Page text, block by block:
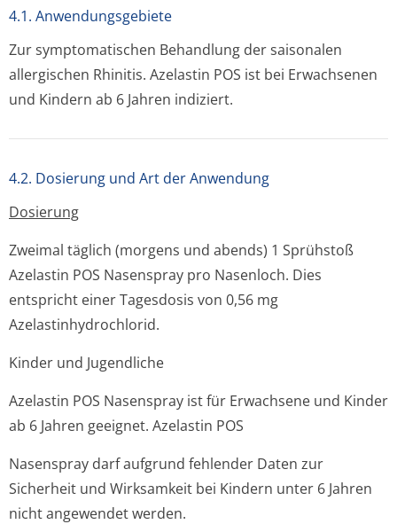
4.1. Anwendungsgebiete
Zur symptomatischen Behandlung der saisonalen
allergischen Rhinitis. Azelastin POS ist bei Erwachsenen
und Kindern ab 6 Jahren indiziert.
4.2. Dosierung und Art der Anwendung
Dosierung
Zweimal täglich (morgens und abends) 1 Sprühstoß
Azelastin POS Nasenspray pro Nasenloch. Dies
entspricht einer Tagesdosis von 0,56 mg
Azelastinhydrochlo­rid.
Kinder und Jugendliche
Azelastin POS Nasenspray ist für Erwachsene und Kinder
ab 6 Jahren geeignet. Azelastin POS
Nasenspray darf aufgrund fehlender Daten zur
Sicherheit und Wirksamkeit bei Kindern unter 6 Jahren
nicht angewendet werden.